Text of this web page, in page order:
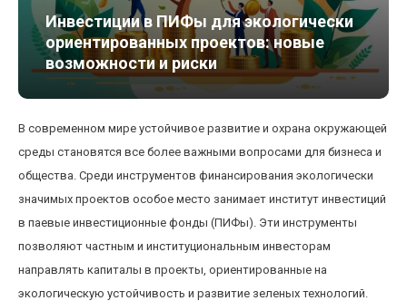
Инвестиции в ПИФы для экологически
ориентированных проектов: новые
возможности и риски
В современном мире устойчивое развитие и охрана окружающей
среды становятся все более важными вопросами для бизнеса и
общества. Среди инструментов финансирования экологически
значимых проектов особое место занимает институт инвестиций
в паевые инвестиционные фонды (ПИФы). Эти инструменты
позволяют частным и институциональным инвесторам
направлять капиталы в проекты, ориентированные на
экологическую устойчивость и развитие зеленых технологий.